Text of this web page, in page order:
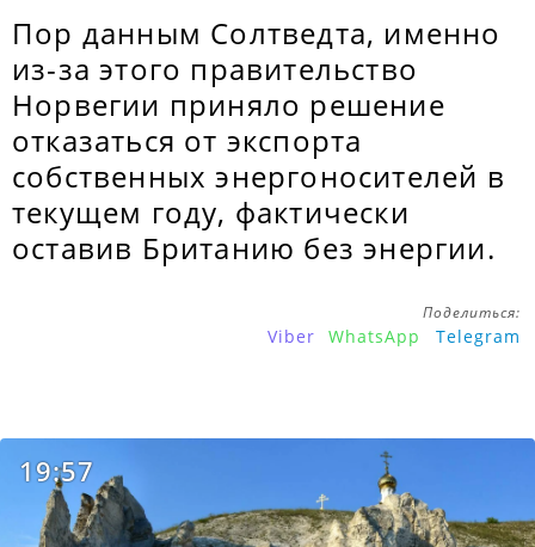
Пор данным Солтведта, именно
из-за этого правительство
Норвегии приняло решение
отказаться от экспорта
собственных энергоносителей в
текущем году, фактически
оставив Британию без энергии.
Поделиться:
Viber WhatsApp Telegram
19:57